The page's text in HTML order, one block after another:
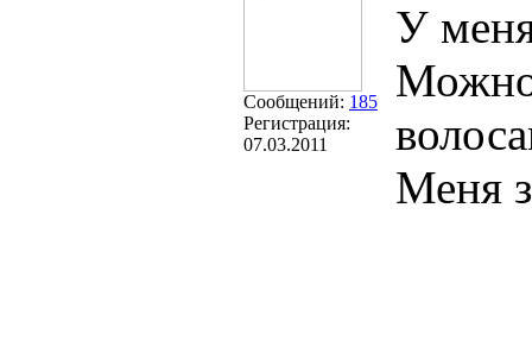
Сообщений: 185
Регистрация:
07.03.2011
У
Можно
Меня